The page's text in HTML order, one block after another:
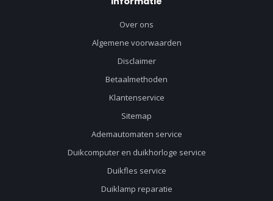
Over ons
Algemene voorwaarden
Disclaimer
Betaalmethoden
Klantenservice
Sitemap
Ademautomaten service
Duikcomputer en duikhorloge service
Duikfles service
Duiklamp reparatie